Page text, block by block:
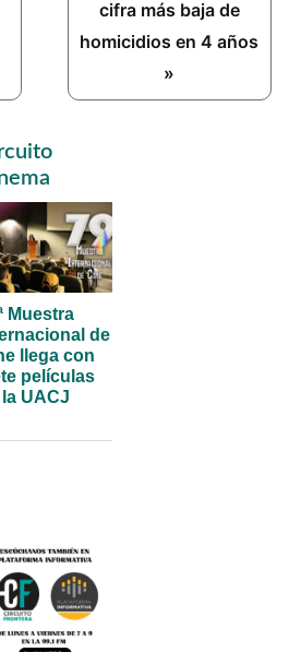
Post:
cifra más baja de
homicidios en 4 años
»
Muestra
de
llega con
películas
UACJ